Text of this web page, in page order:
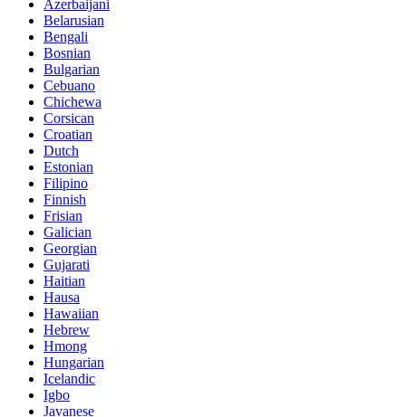
Azerbaijani
Belarusian
Bengali
Bosnian
Bulgarian
Cebuano
Chichewa
Corsican
Croatian
Dutch
Estonian
Filipino
Finnish
Frisian
Galician
Georgian
Gujarati
Haitian
Hausa
Hawaiian
Hebrew
Hmong
Hungarian
Icelandic
Igbo
Javanese